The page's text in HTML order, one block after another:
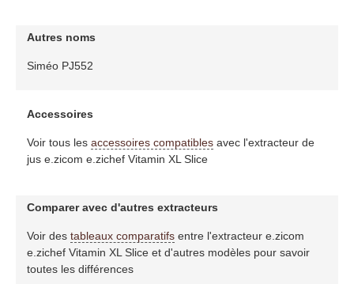
Autres noms
Siméo PJ552
Accessoires
Voir tous les accessoires compatiblesavec l'extracteur de
jus e.zicom e.zichef Vitamin XL Slice
Comparer avec d'autres extracteurs
Voir des tableaux comparatifsentre l'extracteur e.zicom
e.zichef Vitamin XL Slice et d'autres modèles pour savoir
toutes les différences